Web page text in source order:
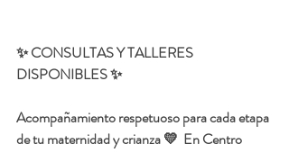
✨ CONSULTAS Y TALLERES
DISPONIBLES ✨
Acompañamiento respetuoso para cada etapa
de tu maternidad y crianza 💛  En Centro